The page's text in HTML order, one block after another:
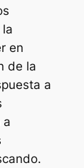
en
de la
a
a